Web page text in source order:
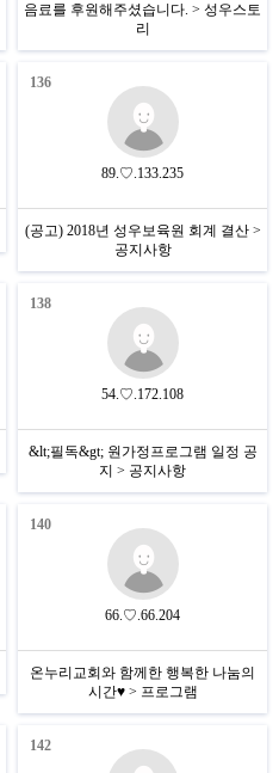
음료를 후원해주셨습니다. > 성우스토
리
136
89.♡.133.235
(공고) 2018년 성우보육원 회계 결산 >
공지사항
138
54.♡.172.108
&lt;필독&gt; 원가정프로그램 일정 공
지 > 공지사항
140
66.♡.66.204
온누리교회와 함께한 행복한 나눔의
시간♥ > 프로그램
142